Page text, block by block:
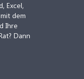
Excel,
dem
Ihre
Dann